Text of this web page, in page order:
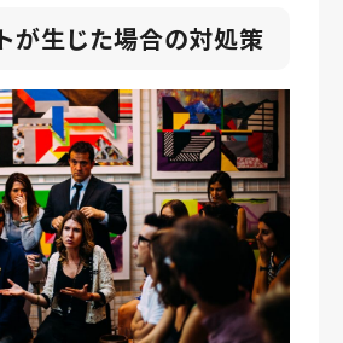
が生じた場合の対処策